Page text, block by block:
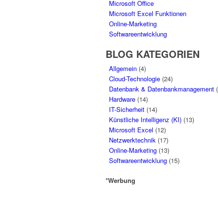
Microsoft Office
Microsoft Excel Funktionen
Online-Marketing
Softwareentwicklung
BLOG KATEGORIEN
Allgemein (4)
Cloud-Technologie (24)
Datenbank & Datenbankmanagement
Hardware (14)
IT-Sicherheit (14)
Künstliche Intelligenz (KI) (13)
Microsoft Excel (12)
Netzwerktechnik (17)
Online-Marketing (13)
Softwareentwicklung (15)
*Werbung